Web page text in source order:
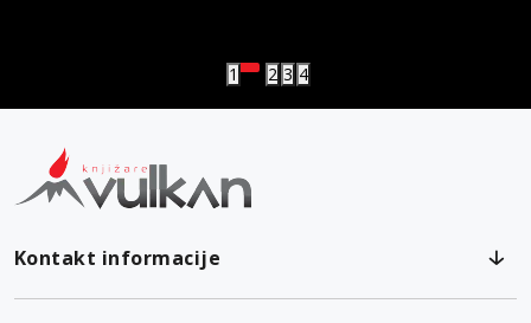
1 2 3 4
Kontakt informacije